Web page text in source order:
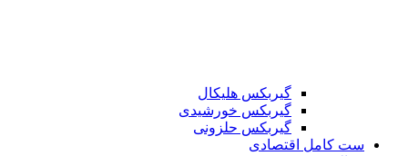
گیربکس هلیکال
گیربکس خورشیدی
گیربکس حلزونی
ست کامل اقتصادی